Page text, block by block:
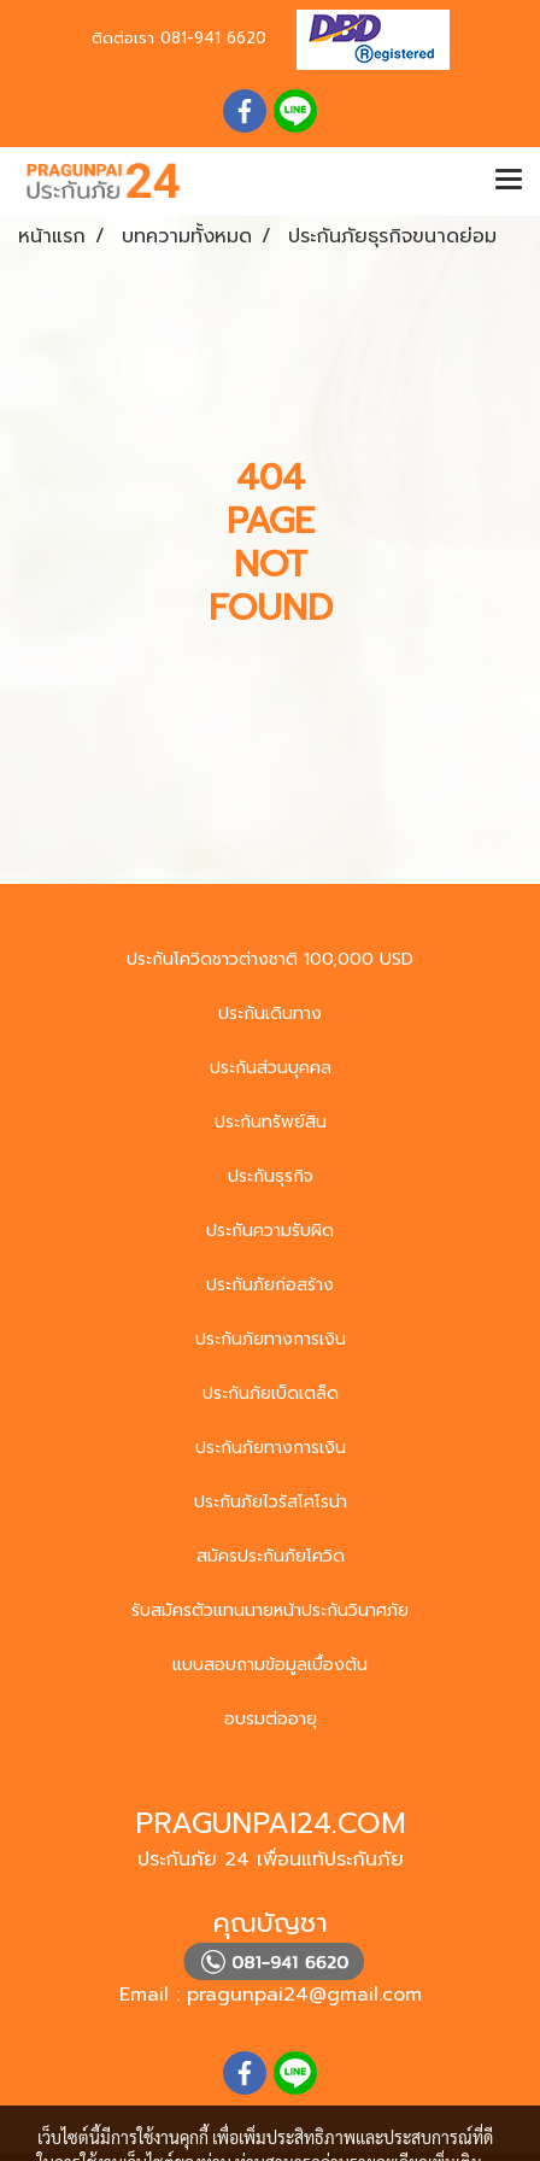
ติดต่อเรา 081-941 6620
หน้าแรก บทความทั้งหมด ประกันภัยธุรกิจขนาดย่อม
404
PAGE
NOT
FOUND
ประกันโควิดชาวต่างชาติ 100,000 USD
ประกันเดินทาง
ประกันส่วนบุคคล
ประกันทรัพย์สิน
ประกันธุรกิจ
ประกันความรับผิด
ประกันภัยก่อสร้าง
ประกันภัยทางการเงิน
ประกันภัยเบ็ดเตล็ด
ประกันภัยทางการเงิน
ประกันภัยไวรัสโคโรน่า
สมัครประกันภัยโควิด
รับสมัครตัวแทนนายหน้าประกันวินาศภัย
แบบสอบถามข้อมูลเบื้องต้น
อบรมต่ออายุ
PRAGUNPAI24.COM
ประกันภัย 24 เพื่อนแท้ประกันภัย
คุณบัญชา
Email : pragunpai24@gmail.com
เว็บไซต์นี้มีการใช้งานคุกกี้ เพื่อเพิ่มประสิทธิภาพและประสบการณ์ที่ดี